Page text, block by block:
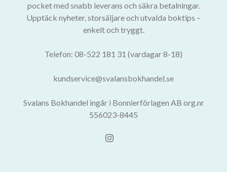
pocket med snabb leverans och säkra betalningar.
Upptäck nyheter, storsäljare och utvalda boktips –
enkelt och tryggt.
Telefon: 08-522 181 31 (vardagar 8-18)
kundservice@svalansbokhandel.se
Svalans Bokhandel ingår i Bonnierförlagen AB org.nr
556023-8445